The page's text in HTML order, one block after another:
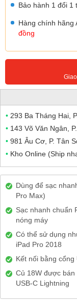
Bảo hành 1 đổi 1
Hàng chính hãng
đồng
• 293 Ba Tháng Hai,
• 143 Võ Văn Ngân,
• 981 Âu Cơ, P. Tân
• Kho Online (Ship
Dùng để sạc
Pro Max)
Sạc nhanh chuẩn
nóng máy
Có thể sử dụng
iPad Pro 2018
Kết nối bằng
Củ 18W được
USB-C Lightning